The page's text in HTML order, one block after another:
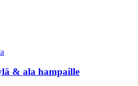
& ala hampaille